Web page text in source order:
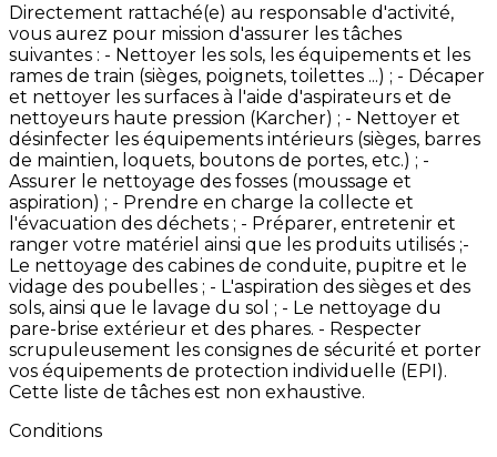
Directement rattaché(e) au responsable d'activité,
vous aurez pour mission d'assurer les tâches
suivantes : - Nettoyer les sols, les équipements et les
rames de train (sièges, poignets, toilettes ...) ; - Décaper
et nettoyer les surfaces à l'aide d'aspirateurs et de
nettoyeurs haute pression (Karcher) ; - Nettoyer et
désinfecter les équipements intérieurs (sièges, barres
de maintien, loquets, boutons de portes, etc.) ; -
Assurer le nettoyage des fosses (moussage et
aspiration) ; - Prendre en charge la collecte et
l'évacuation des déchets ; - Préparer, entretenir et
ranger votre matériel ainsi que les produits utilisés ; ​​-
Le nettoyage d​es cabines de conduite, pupitre et le
vidage des poubelles ; - L'aspiration des sièges et des
sols, ainsi que le lavage du sol ; - Le nettoyage du
pare-brise extérieur et des phares. - Respecter
scrupuleusement les consignes de sécurité et porter
vos équipements de protection individuelle (EPI).
Cette liste de tâches est non exhaustive.
Conditions